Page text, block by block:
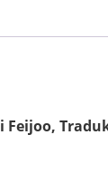
Feijoo,